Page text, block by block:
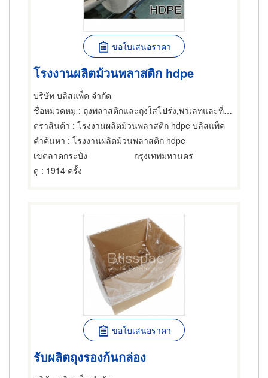
ขอใบเสนอราคา
โรงงานผลิตม้วนพลาสติก hdpe
บริษัท บลิสแพ็ค จำกัด
ชื่อหมวดหมู่ : ถุงพลาสติกและถุงใสโปร่ง,พาเลทและที่รองเลื่อนกะบะ,เครื่องจักรกลและเครื่องมือกล
ตราสินค้า : โรงงานผลิตม้วนพลาสติก hdpe บลิสแพ็ค
คำค้นหา : โรงงานผลิตม้วนพลาสติก hdpe
เขตลาดกระบัง
กรุงเทพมหานคร
ดู : 1914 ครั้ง
ขอใบเสนอราคา
รับผลิตถุงรองก้นกล่อง